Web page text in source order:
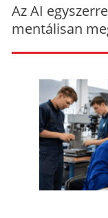
Az AI
mentálisan